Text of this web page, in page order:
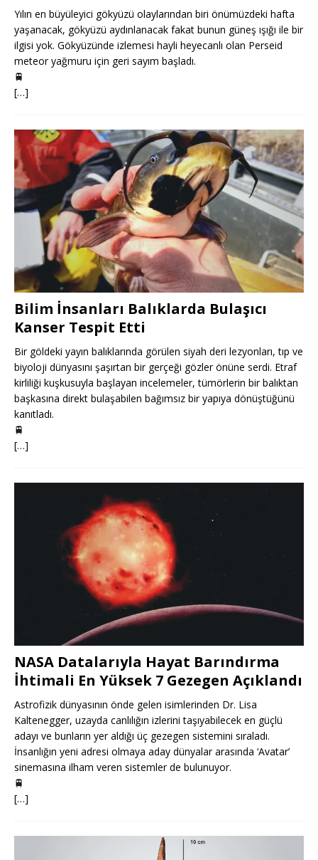
Yılın en büyüleyici gökyüzü olaylarından biri önümüzdeki hafta
yaşanacak, gökyüzü aydınlanacak fakat bunun güneş ışığı ile bir
ilgisi yok. Gökyüzünde izlemesi hayli heyecanlı olan Perseid
meteor yağmuru için geri sayım başladı.
🚆
[…]
Bilim İnsanları Balıklarda Bulaşıcı
Kanser Tespit Etti
Bir göldeki yayın balıklarında görülen siyah deri lezyonları, tıp ve
biyoloji dünyasını şaşırtan bir gerçeği gözler önüne serdi. Etraf
kirliliği kuşkusuyla başlayan incelemeler, tümörlerin bir balıktan
başkasına direkt bulaşabilen bağımsız bir yapıya dönüştüğünü
kanıtladı.
🚆
[…]
NASA Datalarıyla Hayat Barındırma
İhtimali En Yüksek 7 Gezegen Açıklandı
Astrofizik dünyasının önde gelen isimlerinden Dr. Lisa
Kaltenegger, uzayda canlılığın izlerini taşıyabilecek en güçlü
adayı ve bunların yer aldığı üç gezegen sistemini sıraladı.
İnsanlığın yeni adresi olmaya aday dünyalar arasında ‘Avatar’
sinemasına ilham veren sistemler de bulunuyor.
🚆
[…]